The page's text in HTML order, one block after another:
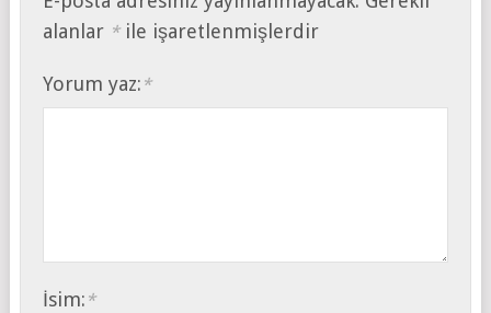
alanlar *ile işaretlenmişlerdir
Yorum yaz: *
İsim: *